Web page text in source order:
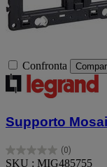
Confronta
Supporto
(0)
0.0
SKU : MIG485755